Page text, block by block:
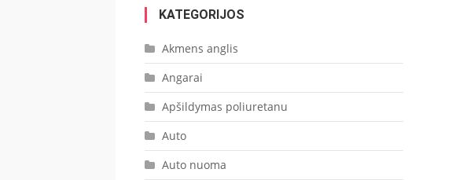
KATEGORIJOS
Akmens anglis
Angarai
Apšildymas poliuretanu
Auto
Auto nuoma